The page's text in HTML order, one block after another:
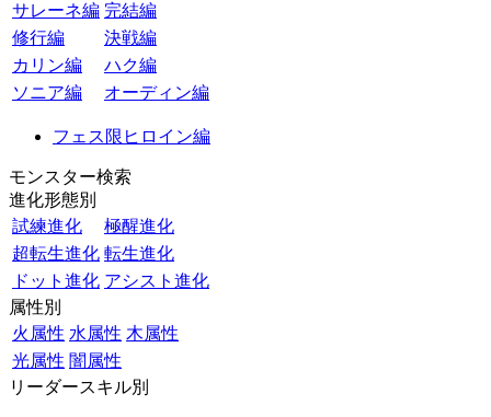
サレーネ編 完結編
修行編
決戦編
カリン編
ハク編
ソニア編
オーディン編
フェス限ヒロイン編
モンスター検索
進化形態別
試練進化
極醒進化
超転生進化 転生進化
ドット進化 アシスト進化
属性別
火属性 水属性 木属性
光属性 闇属性
リーダースキル別